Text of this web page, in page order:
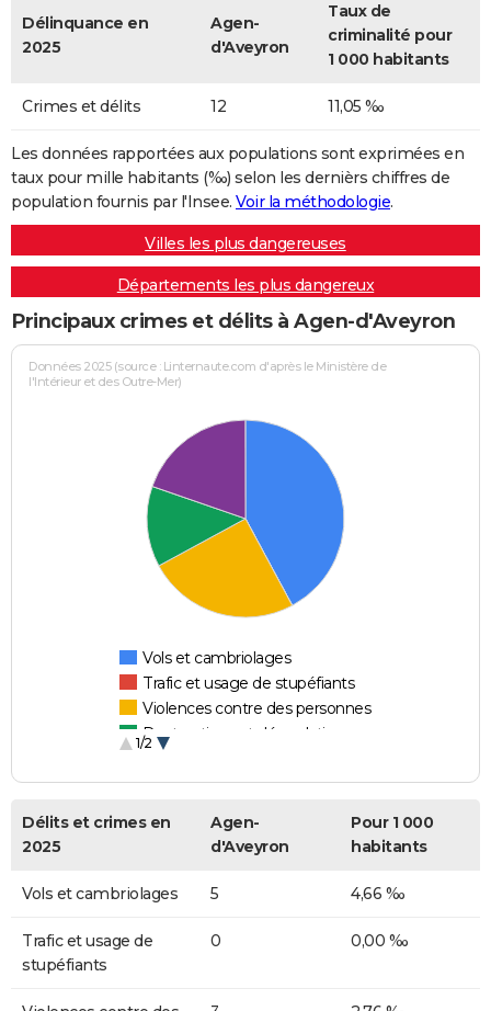
Délinquance en
2025
Agen-
d'Aveyron
Taux de
criminalité pour
1 000 habitants
Crimes et délits 12 11,05 ‰
Les données rapportées aux populations sont exprimées en
taux pour mille habitants (‰) selon les dernièrs chiffres de
population fournis par l'Insee. Voir la méthodologie.
Villes les plus dangereuses
Départements les plus dangereux
Principaux crimes et délits à Agen-d'Aveyron
Données 2025 (source : Linternaute.com d'après le Ministère de
l'Intérieur et des Outre-Mer)
Vols et cambriolages
Trafic et usage de stupéfiants
Violences contre des personnes
Destructions et dégradations
1/2
Délits et crimes en
2025
Agen-
d'Aveyron
Pour 1 000
habitants
Vols et cambriolages 5 4,66 ‰
Trafic et usage de
stupéfiants
0 0,00 ‰